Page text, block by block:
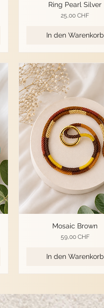
Ring Pearl Silver
Preis
25,00 CHF
In den Warenkorb
Mosaic Brown
Preis
59,00 CHF
In den Warenkorb